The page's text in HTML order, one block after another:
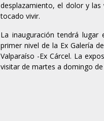
desplazamiento, el dolor y
tocado vivir.
La inauguración tendrá
primer nivel de la Ex Galería
Valparaíso -Ex Cárcel. La
visitar de martes a domingo